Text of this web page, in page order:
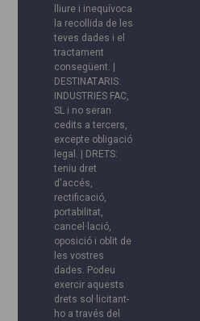
lliure i inequívoca
la recollida de les
teves dades i el
tractament
consegüent. |
DESTINATARIS:
INDUSTRIES FAC,
SL i no seran
cedits a tercers,
excepte obligació
legal. | DRETS:
teniu dret
d'accés,
rectificació,
portabilitat,
cancel·lació,
oposició i oblit de
les vostres
dades. Podeu
exercir aquests
drets sol·licitant-
ho a través del